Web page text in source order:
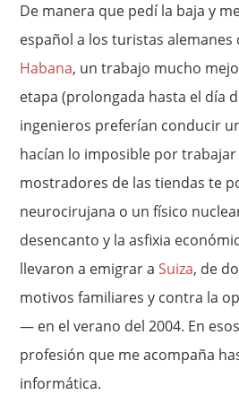
De manera que pedí la baja y
español a los turistas alemanes
Habana, un trabajo mucho
etapa (prolongada hasta el día
ingenieros preferían conducir
hacían lo imposible por
mostradores de las tiendas te
neurocirujana o un físico
desencanto y la asfixia
llevaron a emigrar aSuiza, de
motivos familiares y contra la
— en el verano del 2004. En
profesión que me acompaña
informática.